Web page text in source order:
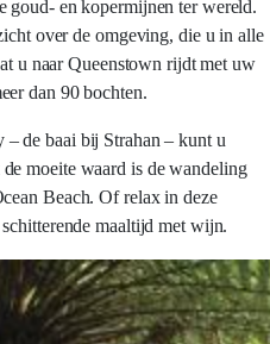
goud- en kopermijnen ter wereld.
over de omgeving, die u in alle
u naar Queenstown rijdt met uw
dan 90 bochten.
de baai bij Strahan – kunt u
moeite waard is de wandeling
Beach. Of relax in deze
maaltijd met wijn.